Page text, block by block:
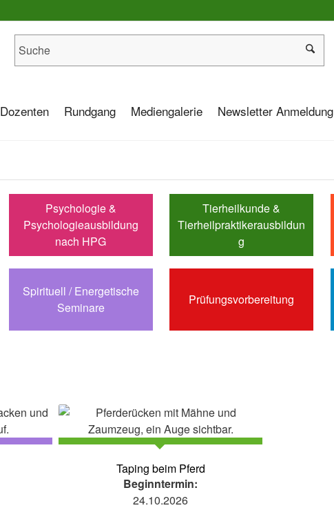
Dozenten Rundgang Mediengalerie Newsletter Anmeldung
Psychologie &
Psychologieausbildung
nach HPG
Tierheilkunde &
Tierheilpraktikerausbildun
g
Spirituell / Energetische
Seminare
Prüfungsvorbereitung
Taping beim Pferd
Beginntermin:
24.10.2026